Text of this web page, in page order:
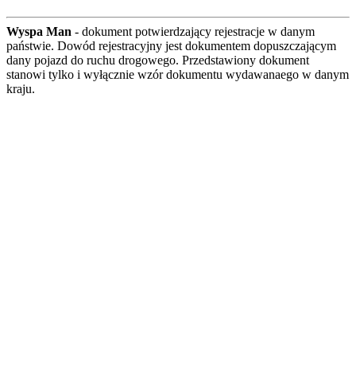
Wyspa Man - dokument potwierdzający rejestracje w danym
państwie. Dowód rejestracyjny jest dokumentem dopuszczającym
dany pojazd do ruchu drogowego. Przedstawiony dokument
stanowi tylko i wyłącznie wzór dokumentu wydawanaego w danym
kraju.